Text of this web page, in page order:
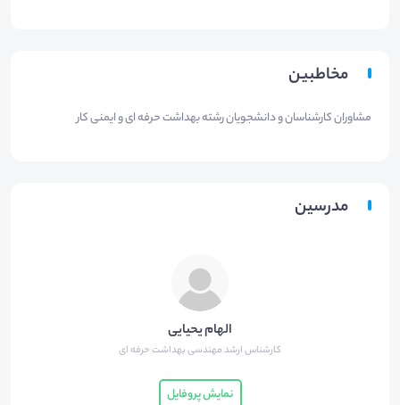
مخاطبین
مشاوران کارشناسان و دانشجویان رشته بهداشت حرفه ای و ایمنی کار
مدرسین
الهام یحیایی
کارشناس ارشد مهندسی بهداشت حرفه ای
نمایش پروفایل